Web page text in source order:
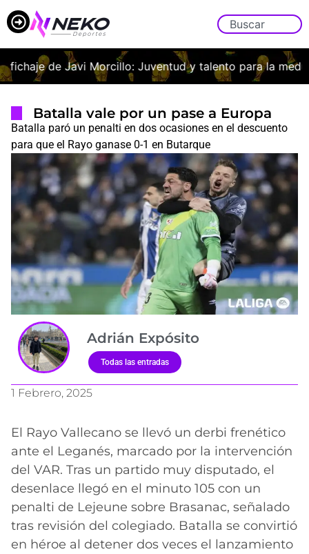
de Javi Morcillo: Juventud y talento para la
Batalla vale por un pase a Europa
Batalla paró un penalti en dos ocasiones en el descuento
para que el Rayo ganase 0-1 en Butarque
Adrián Expósito
Todas las entradas
1 Febrero, 2025
El Rayo Vallecano se llevó un derbi frenético
ante el Leganés, marcado por la intervención
del VAR. Tras un partido muy disputado, el
desenlace llegó en el minuto 105 con un
penalti de Lejeune sobre Brasanac, señalado
tras revisión del colegiado. Batalla se convirtió
en héroe al detener dos veces el lanzamiento